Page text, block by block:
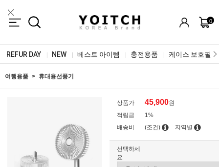
0
REFUR DAY NEW 베스트 아이템 충전용품 케이스 보호필름
여행용품 휴대용선풍기
상품가 45,900원
적립금
1%
배송비
(조건) 지역별
선택하세
요